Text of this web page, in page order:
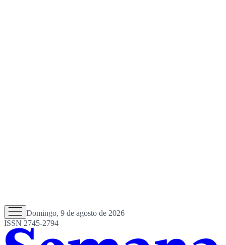
Domingo, 9 de agosto de 2026
ISSN 2745-2794